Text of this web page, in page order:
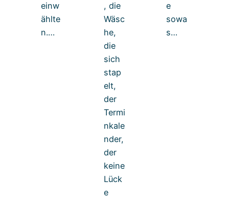
einw
ählte
n.…
, die
Wäsc
he,
die
sich
stap
elt,
der
Termi
nkale
nder,
der
keine
Lück
e
e
sowa
s…